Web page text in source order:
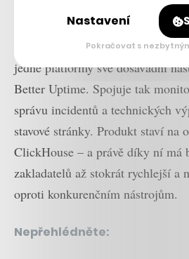
,
V rámci nedávného rebrandingu
jedné platformy své dosavadní
Better Uptime. Spojuje tak
správu incidentů a technických
stavové stránky. Produkt staví na
ClickHouse – a právě díky ní má
zakladatelů až stokrát rychlejší a
oproti konkurenčním nástrojům.
Nepřehlédněte:
Nastavení
Pokračovat s